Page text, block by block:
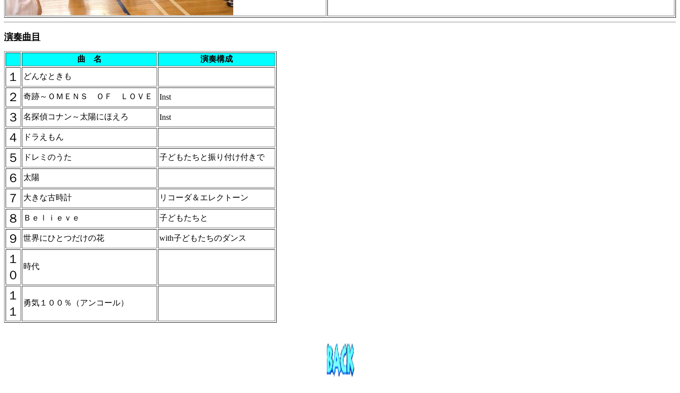
演奏曲目
曲 名 演奏構成
１ どんなときも
２ 奇跡～ＯＭＥＮＳ ＯＦ ＬＯＶＥ Inst
３ 名探偵コナン～太陽にほえろ Inst
４ ドラえもん
５ ドレミのうた 子どもたちと振り付け付きで
６ 太陽
７ 大きな古時計 リコーダ＆エレクトーン
８ Ｂｅｌｉｅｖｅ 子どもたちと
９ 世界にひとつだけの花 with子どもたちのダンス
１
０
時代
１
１
勇気１００％（アンコール）